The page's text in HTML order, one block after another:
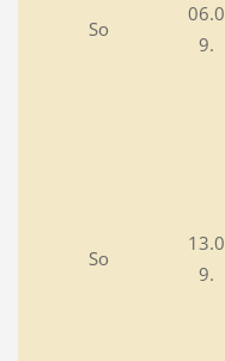
So
06.0
9.
So
13.0
9.